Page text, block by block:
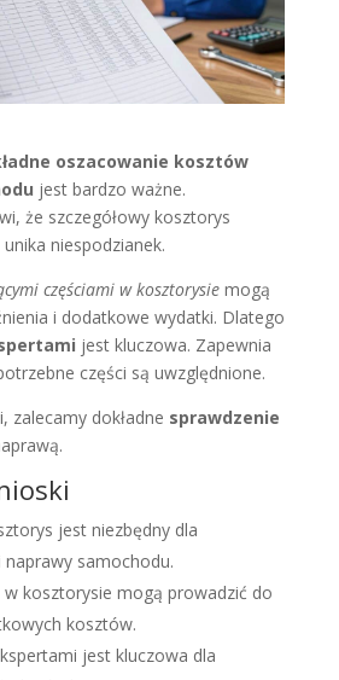
oszacowanie kosztów
jest bardzo ważne.
że szczegółowy kosztorys
niespodzianek.
częściami w kosztorysiemogą
i dodatkowe wydatki. Dlatego
jest kluczowa. Zapewnia
części są uwzględnione.
zalecamy dokładne sprawdzenie
jest niezbędny dla
samochodu.
w kosztorysie mogą prowadzić do
kosztów.
jest kluczowa dla